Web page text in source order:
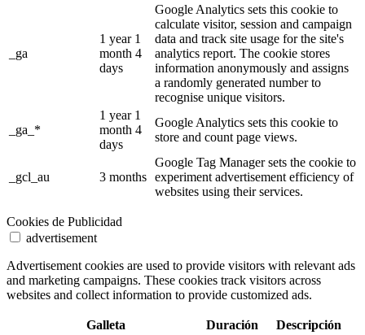
_ga
1 year 1
month 4
days
Google Analytics sets this cookie to
calculate visitor, session and campaign
data and track site usage for the site's
analytics report. The cookie stores
information anonymously and assigns
a randomly generated number to
recognise unique visitors.
_ga_*
1 year 1
month 4
days
Google Analytics sets this cookie to
store and count page views.
_gcl_au 3 months
Google Tag Manager sets the cookie to
experiment advertisement efficiency of
websites using their services.
Cookies de Publicidad
advertisement
Advertisement cookies are used to provide visitors with relevant ads
and marketing campaigns. These cookies track visitors across
websites and collect information to provide customized ads.
Galleta Duración Descripción